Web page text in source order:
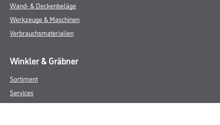
Wand- & Deckenbeläge
Werkzeuge & Maschinen
Verbrauchsmaterialien
Winkler & Gräbner
Sortiment
Services
Karriere